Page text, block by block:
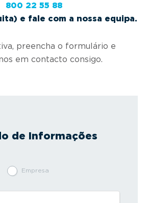
800 22 55 88
e fale com a nossa equipa.
preencha o formulário e
em contacto consigo.
de Informações
Empresa